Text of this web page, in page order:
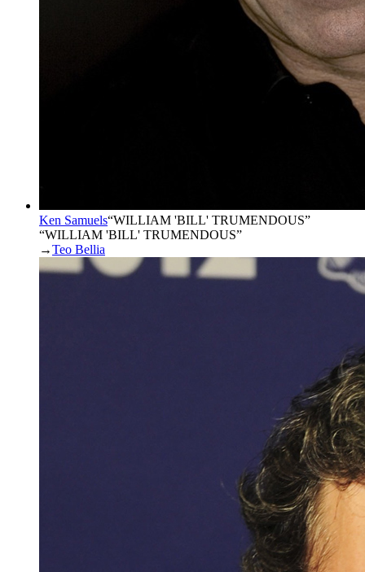
Ken Samuels“WILLIAM 'BILL' TRUMENDOUS”
“WILLIAM 'BILL' TRUMENDOUS”
→Teo Bellia